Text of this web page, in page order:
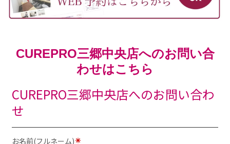
CUREPRO三郷中央店へのお問い合
わせはこちら